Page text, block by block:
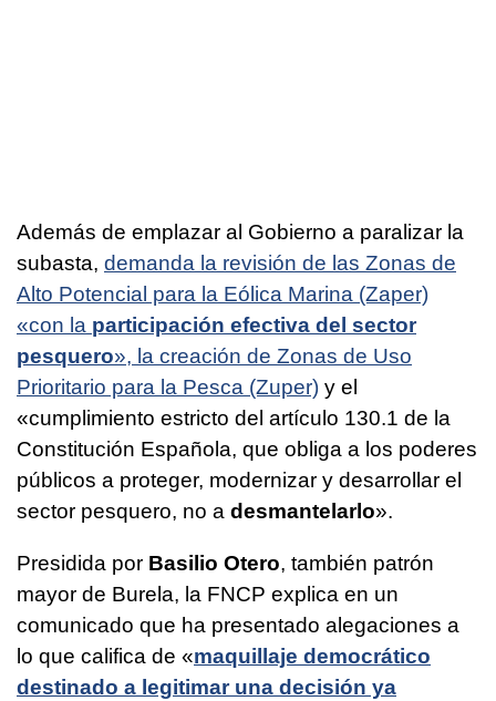
Además de emplazar al Gobierno a paralizar la
subasta, demanda la revisión de las Zonas de
Alto Potencial para la Eólica Marina (Zaper)
«con la participación efectiva del sector
pesquero», la creación de Zonas de Uso
Prioritario para la Pesca (Zuper) y el
«cumplimiento estricto del artículo 130.1 de la
Constitución Española, que obliga a los poderes
públicos a proteger, modernizar y desarrollar el
sector pesquero, no a desmantelarlo».
Presidida por Basilio Otero, también patrón
mayor de Burela, la FNCP explica en un
comunicado que ha presentado alegaciones a
lo que califica de «maquillaje democrático
destinado a legitimar una decisión ya